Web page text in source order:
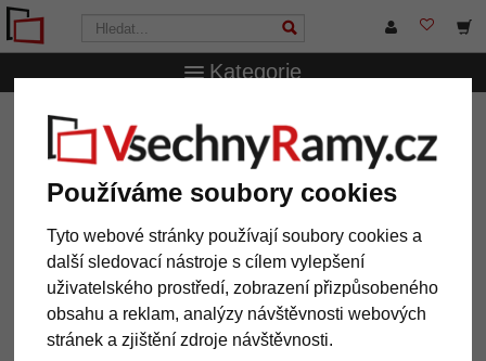
Používáme soubory cookies
Tyto webové stránky používají soubory cookies a
další sledovací nástroje s cílem vylepšení
uživatelského prostředí, zobrazení přizpůsobeného
obsahu a reklam, analýzy návštěvnosti webových
stránek a zjištění zdroje návštěvnosti.
Kategorie
VsechnRamy.cz Značky
Drážďany 6 na míru
Dřevěný rám Drážďany 6 na míru